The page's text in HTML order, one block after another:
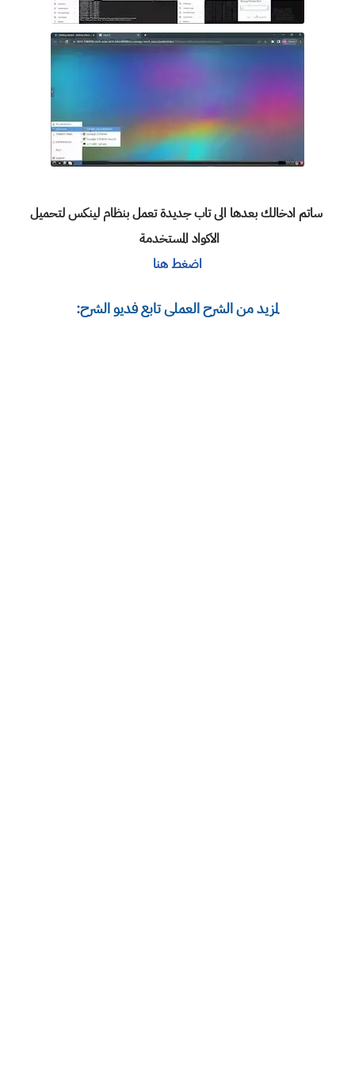
ساتم ادخالك بعدها الى تاب جديدة تعمل بنظام لينكس لتحميل
الاكواد المستخدمة
اضغط هنا
لمزيد من الشرح العملى تابع فديو الشرح: